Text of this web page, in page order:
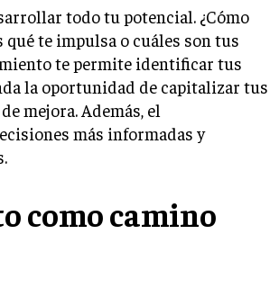
todo tu potencial. ¿Cómo
qué te impulsa o cuáles son tus
te permite identificar tus
la oportunidad de capitalizar tus
mejora. Además, el
más informadas y
como camino